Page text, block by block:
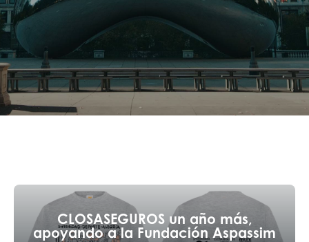
CLOSASEGUROS un año más,
apoyando a la Fundación Aspassim